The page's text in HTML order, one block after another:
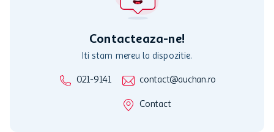
care aceste este suspendat sau in perioada in care sunt efectuate
Contacteaza-ne!
Iti stam mereu la dispozitie.
021-9141 contact@auchan.ro
Contact